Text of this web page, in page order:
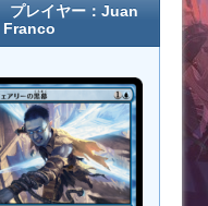
プレイヤー：Juan
Franco